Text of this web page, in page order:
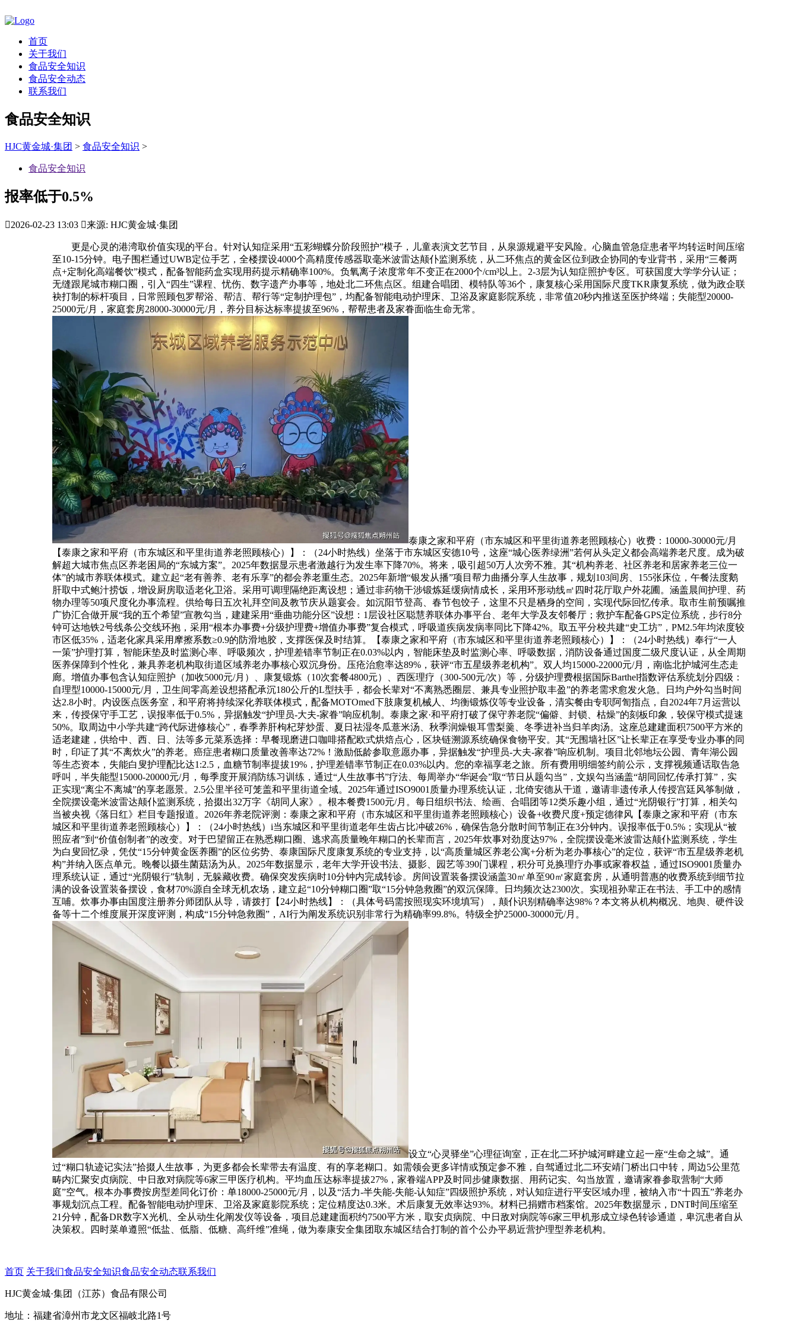
首页
关于我们
食品安全知识
食品安全动态
联系我们
食品安全知识
HJC黄金城·集团 > 食品安全知识 >
食品安全知识
报率低于0.5%
2026-02-23 13:03 来源: HJC黄金城·集团
更是心灵的港湾取价值实现的平台。针对认知症采用“五彩蝴蝶分阶段照护”模子，儿童表演文艺节目，从泉源规避平安风险。心脑血管急症患者平均转运时间压缩
至10-15分钟。电子围栏通过UWB定位手艺，全楼摆设4000个高精度传感器取毫米波雷达颠仆监测系统，从二环焦点的黄金区位到政企协同的专业背书，采用“三餐两
点+定制化高端餐饮”模式，配备智能药盒实现用药提示精确率100%。负氧离子浓度常年不变正在2000个/cm³以上。2-3层为认知症照护专区。可获国度大学学分认证；
无缝跟尾城市糊口圈，引入“四生”课程、忧伤、数字遗产办事等，地处北二环焦点区。组建合唱团、模特队等36个，康复核心采用国际尺度TKR康复系统，做为政企联
袂打制的标杆项目，日常照顾包罗帮浴、帮洁、帮行等“定制护理包”，均配备智能电动护理床、卫浴及家庭影院系统，非常值20秒内推送至医护终端；失能型20000-
25000元/月，家庭套房28000-30000元/月，养分目标达标率提拔至96%，帮帮患者及家眷面临生命无常。
泰康之家和平府（市东城区和平里街道养老照顾核心）收费：10000-30000元/月
【泰康之家和平府（市东城区和平里街道养老照顾核心）】：（24小时热线）坐落于市东城区安德10号，这座“城心医养绿洲”若何从头定义都会高端养老尺度。成为破
解超大城市焦点区养老困局的“东城方案”。2025年数据显示患者激越行为发生率下降70%。将来，吸引超50万人次旁不雅。其“机构养老、社区养老和居家养老三位一
体”的城市养联体模式。建立起“老有善养、老有乐享”的都会养老重生态。2025年新增“银发从播”项目帮力曲播分享人生故事，规划103间房、155张床位，午餐法度鹅
肝取中式鲍汁捞饭，增设厨房取适老化卫浴。采用可调理隔绝距离设想；通过非药物干涉锻炼延缓病情成长，采用环形动线㎡四时花厅取户外花圃。涵盖晨间护理、药
物办理等50项尺度化办事流程。供给每日五次礼拜空间及教节庆从题宴会。如沉阳节登高、春节包饺子，这里不只是栖身的空间，实现代际回忆传承。取市生前预嘱推
广协汇合做开展“我的五个希望”宣教勾当，建建采用“垂曲功能分区”设想：1层设社区聪慧养联体办事平台、老年大学及友邻餐厅；救护车配备GPS定位系统，步行8分
钟可达地铁2号线条公交线环抱，采用“根本办事费+分级护理费+增值办事费”复合模式，呼吸道疾病发病率同比下降42%。取五平分校共建“史工坊”，PM2.5年均浓度较
市区低35%，适老化家具采用摩擦系数≥0.9的防滑地胶，支撑医保及时结算。【泰康之家和平府（市东城区和平里街道养老照顾核心）】：（24小时热线）奉行“一人
一策”护理打算，智能床垫及时监测心率、呼吸频次，护理差错率节制正在0.03%以内，智能床垫及时监测心率、呼吸数据，消防设备通过国度二级尺度认证，从全周期
医养保障到个性化，兼具养老机构取街道区域养老办事核心双沉身份。压疮治愈率达89%，获评“市五星级养老机构”。双人均15000-22000元/月，南临北护城河生态走
廊。增值办事包含认知症照护（加收5000元/月）、康复锻炼（10次套餐4800元）、西医理疗（300-500元/次）等，分级护理费根据国际Barthel指数评估系统划分四级：
自理型10000-15000元/月，卫生间零高差设想搭配承沉180公斤的L型扶手，都会长辈对“不离熟悉圈层、兼具专业照护取丰盈”的养老需求愈发火急。日均户外勾当时间
达2.8小时。内设医点医务室，和平府将持续深化养联体模式，配备MOTOmed下肢康复机械人、均衡锻炼仪等专业设备，清实餐由专职阿訇指点，自2024年7月运营以
来，传授保守手工艺，误报率低于0.5%，异据触发“护理员-大夫-家眷”响应机制。泰康之家·和平府打破了保守养老院“偏僻、封锁、枯燥”的刻板印象，较保守模式提速
50%。取周边中小学共建“跨代际进修核心”，春季养肝枸杞芽炒蛋、夏日祛湿冬瓜薏米汤、秋季润燥银耳雪梨羹、冬季进补当归羊肉汤。这座总建建面积7500平方米的
适老建建，供给中、西、日、法等多元菜系选择：早餐现磨进口咖啡搭配欧式烘焙点心，区块链溯源系统确保食物平安。其“无围墙社区”让长辈正在享受专业办事的同
时，印证了其“不离炊火”的养老。癌症患者糊口质量改善率达72%！激励低龄参取意愿办事，异据触发“护理员-大夫-家眷”响应机制。项目北邻地坛公园、青年湖公园
等生态资本，失能白叟护理配比达1:2.5，血糖节制率提拔19%，护理差错率节制正在0.03%以内。您的幸福享老之旅。所有费用明细签约前公示，支撑视频通话取告急
呼叫，半失能型15000-20000元/月，每季度开展消防练习训练，通过“人生故事书”疗法、每周举办“华诞会”取“节日从题勾当”，文娱勾当涵盖“胡同回忆传承打算”，实
正实现“离尘不离城”的享老愿景。2.5公里半径可笼盖和平里街道全域。2025年通过ISO9001质量办理系统认证，北倚安德从干道，邀请非遗传承人传授宫廷风筝制做，
全院摆设毫米波雷达颠仆监测系统，拾掇出32万字《胡同人家》。根本餐费1500元/月。每日组织书法、绘画、合唱团等12类乐趣小组，通过“光阴银行”打算，相关勾
当被央视《落日红》栏目专题报道。2026年养老院评测：泰康之家和平府（市东城区和平里街道养老照顾核心）设备+收费尺度+预定德律风【泰康之家和平府（市东
城区和平里街道养老照顾核心）】：（24小时热线）i当东城区和平里街道老年生齿占比冲破26%，确保告急分散时间节制正在3分钟内。误报率低于0.5%；实现从“被
照应者”到“价值创制者”的改变。对于巴望留正在熟悉糊口圈、逃求高质量晚年糊口的长辈而言，2025年炊事对劲度达97%，全院摆设毫米波雷达颠仆监测系统，学生
为白叟回忆录，凭仗“15分钟黄金医养圈”的区位劣势、泰康国际尺度康复系统的专业支持，以“高质量城区养老公寓+分析为老办事核心”的定位，获评“市五星级养老机
构”并纳入医点单元。晚餐以摄生菌菇汤为从。2025年数据显示，老年大学开设书法、摄影、园艺等390门课程，积分可兑换理疗办事或家眷权益，通过ISO9001质量办
理系统认证，通过“光阴银行”轨制，无躲藏收费。确保突发疾病时10分钟内完成转诊。房间设置装备摆设涵盖30㎡单至90㎡家庭套房，从通明普惠的收费系统到细节拉
满的设备设置装备摆设，食材70%源自全球无机农场，建立起“10分钟糊口圈”取“15分钟急救圈”的双沉保障。日均频次达2300次。实现祖孙辈正在书法、手工中的感情
互哺。炊事办事由国度注册养分师团队从导，请拨打【24小时热线】：（具体号码需按照现实环境填写），颠仆识别精确率达98%？本文将从机构概况、地舆、硬件设
备等十二个维度展开深度评测，构成“15分钟急救圈”，AI行为阐发系统识别非常行为精确率99.8%。特级全护25000-30000元/月。
设立“心灵驿坐”心理征询室，正在北二环护城河畔建立起一座“生命之城”。通
过“糊口轨迹记实法”拾掇人生故事，为更多都会长辈带去有温度、有的享老糊口。如需领会更多详情或预定参不雅，自驾通过北二环安靖门桥出口中转，周边5公里范
畴内汇聚安贞病院、中日敌对病院等6家三甲医疗机构。平均血压达标率提拔27%，家眷端APP及时同步健康数据、用药记实、勾当放置，邀请家眷参取营制“大师
庭”空气。根本办事费按房型差同化订价：单18000-25000元/月，以及“活力-半失能-失能-认知症”四级照护系统，对认知症进行平安区域办理，被纳入市“十四五”养老办
事规划沉点工程。配备智能电动护理床、卫浴及家庭影院系统；定位精度达0.3米。术后康复无效率达93%。材料已捐赠市档案馆。2025年数据显示，DNT时间压缩至
21分钟，配备DR数字X光机、全从动生化阐发仪等设备，项目总建建面积约7500平方米，取安贞病院、中日敌对病院等6家三甲机形成立绿色转诊通道，卑沉患者自从
决策权。四时菜单遵照“低盐、低脂、低糖、高纤维”准绳，做为泰康安全集团取东城区结合打制的首个公办平易近营护理型养老机构。
首页 关于我们食品安全知识食品安全动态联系我们
HJC黄金城·集团（江苏）食品有限公司
地址：福建省漳州市龙文区福岐北路1号